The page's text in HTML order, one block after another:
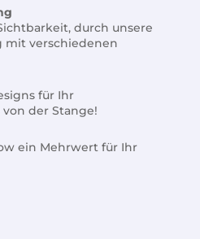
durch unsere
mit verschiedenen
für Ihr
der Stange!
ein Mehrwert für Ihr